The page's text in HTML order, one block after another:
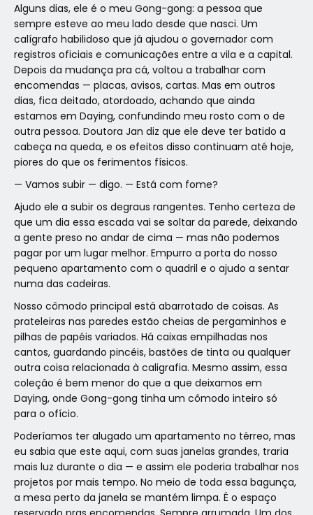
Alguns dias, ele é o meu Gong-gong: a pessoa que
sempre esteve ao meu lado desde que nasci. Um
calígrafo habilidoso que já ajudou o governador com
registros oficiais e comunicações entre a vila e a capital.
Depois da mudança pra cá, voltou a trabalhar com
encomendas — placas, avisos, cartas. Mas em outros
dias, fica deitado, atordoado, achando que ainda
estamos em Daying, confundindo meu rosto com o de
outra pessoa. Doutora Jan diz que ele deve ter batido a
cabeça na queda, e os efeitos disso continuam até hoje,
piores do que os ferimentos físicos.
— Vamos subir — digo. — Está com fome?
Ajudo ele a subir os degraus rangentes. Tenho certeza de
que um dia essa escada vai se soltar da parede, deixando
a gente preso no andar de cima — mas não podemos
pagar por um lugar melhor. Empurro a porta do nosso
pequeno apartamento com o quadril e o ajudo a sentar
numa das cadeiras.
Nosso cômodo principal está abarrotado de coisas. As
prateleiras nas paredes estão cheias de pergaminhos e
pilhas de papéis variados. Há caixas empilhadas nos
cantos, guardando pincéis, bastões de tinta ou qualquer
outra coisa relacionada à caligrafia. Mesmo assim, essa
coleção é bem menor do que a que deixamos em
Daying, onde Gong-gong tinha um cômodo inteiro só
para o ofício.
Poderíamos ter alugado um apartamento no térreo, mas
eu sabia que este aqui, com suas janelas grandes, traria
mais luz durante o dia — e assim ele poderia trabalhar nos
projetos por mais tempo. No meio de toda essa bagunça,
a mesa perto da janela se mantém limpa. É o espaço